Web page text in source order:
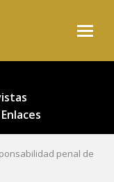
Enlaces
penal de la